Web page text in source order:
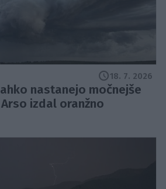
18. 7. 2026
nastanejo močnejše
izdal oranžno